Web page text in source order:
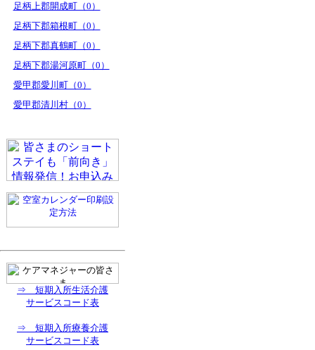
足柄上郡開成町（0）
足柄下郡箱根町（0）
足柄下郡真鶴町（0）
足柄下郡湯河原町（0）
愛甲郡愛川町（0）
愛甲郡清川村（0）
⇒ 短期入所生活介護
サービスコード表
⇒ 短期入所療養介護
サービスコード表